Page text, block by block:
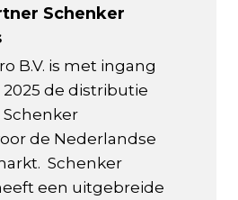
Schenker
B.V. is met ingang
de distributie
de Nederlandse
Schenker
een uitgebreide